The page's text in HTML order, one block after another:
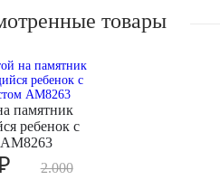
товары
памятник
ребенок с
2.000